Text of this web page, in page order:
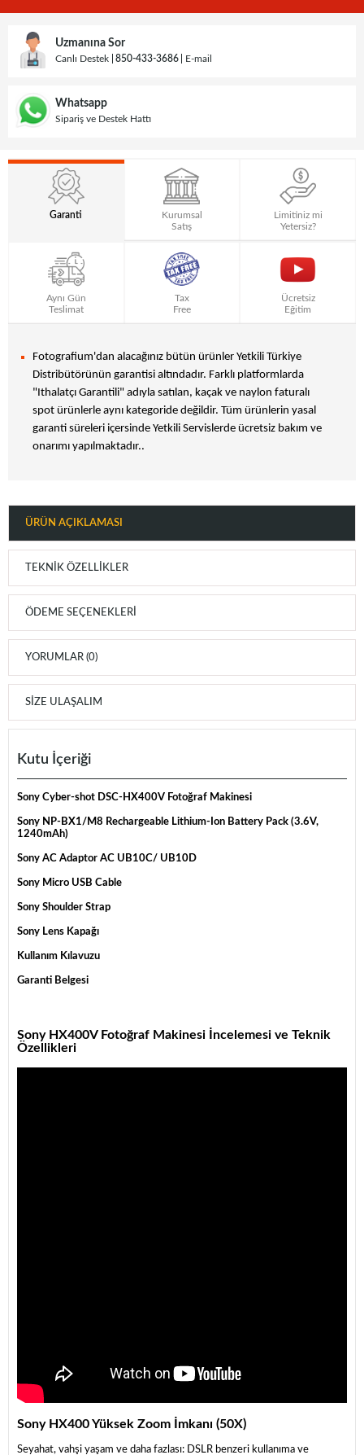
Uzmanına Sor
Canlı Destek 850-433-3686 E-mail
Whatsapp
Sipariş ve Destek Hattı
Garanti
Kurumsal
Satış
Limitiniz mi
Yetersiz?
Aynı Gün
Teslimat
Tax
Free
Ücretsiz
Eğitim
Fotografium'dan alacağınız bütün ürünler Yetkili Türkiye
Distribütörünün garantisi altındadır. Farklı platformlarda
"Ithalatçı Garantili" adıyla satılan, kaçak ve naylon faturalı
spot ürünlerle aynı kategoride değildir. Tüm ürünlerin yasal
garanti süreleri içersinde Yetkili Servislerde ücretsiz bakım ve
onarımı yapılmaktadır..
ÜRÜN AÇIKLAMASI
TEKNIK ÖZELLIKLER
ÖDEME SEÇENEKLERI
YORUMLAR (0)
SIZE ULAŞALIM
Sony HX400V Fotoğraf Makinesi İncelemesi ve Teknik
Özellikleri
Sony HX400 Yüksek Zoom İmkanı (50X)
Seyahat, vahşi yaşam ve daha fazlası: DSLR benzeri kullanıma ve
Kutu İçeriği
Sony Cyber-shot DSC-HX400V Fotoğraf Makinesi
Sony NP-BX1/M8 Rechargeable Lithium-Ion Battery Pack (3.6V,
1240mAh)
Sony AC Adaptor AC UB10C/ UB10D
Sony Micro USB Cable
Sony Shoulder Strap
Sony Lens Kapağı
Kullanım Kılavuzu
Garanti Belgesi